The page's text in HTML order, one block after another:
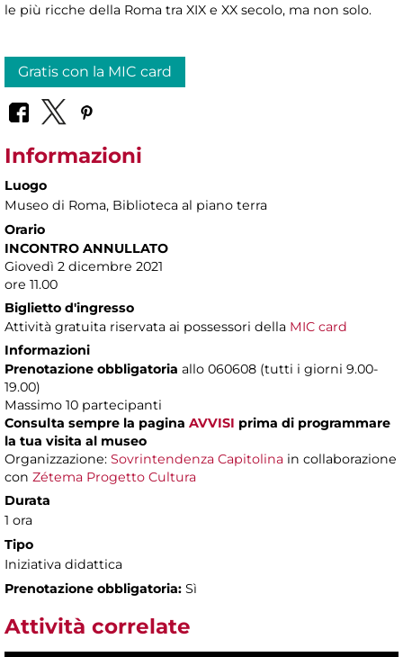
le più ricche della Roma tra XIX e XX secolo, ma non solo.
Gratis con la MIC card
Informazioni
Luogo
Museo di Roma, Biblioteca al piano terra
Orario
INCONTRO ANNULLATO
Giovedì 2 dicembre 2021
ore 11.00
Biglietto d'ingresso
Attività gratuita riservata ai possessori della MIC card
Informazioni
Prenotazione obbligatoria allo 060608 (tutti i giorni 9.00-
19.00)
Massimo 10 partecipanti
Consulta sempre la pagina AVVISI prima di programmare
la tua visita al museo
Organizzazione: Sovrintendenza Capitolina in collaborazione
con Zétema Progetto Cultura
Durata
1 ora
Tipo
Iniziativa didattica
Prenotazione obbligatoria: Sì
Attività correlate